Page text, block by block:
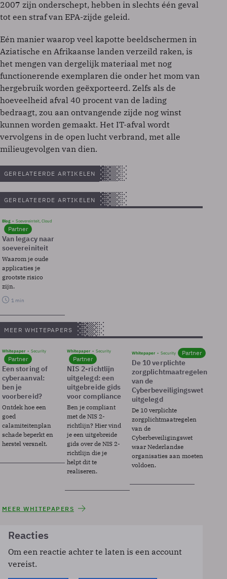
2007 zijn onderschept, hebben in slechts één geval
tot een straf van EPA-zijde geleid.
Eén manier waarop veel kapotte beeldschermen in
Aziatische en Afrikaanse landen verzeild raken, is
het mengen van dergelijk materiaal met nog
functionerende exemplaren die onder het mom van
hergebruik worden geëxporteerd. Zelfs als de
hoeveelheid afval 40 procent van de lading
bedraagt, zou aan ontvangende zijde nog winst
kunnen worden gemaakt. Het IT-afval wordt
vervolgens in de open lucht verbrand, met alle
milieugevolgen van dien.
GERELATEERDE ARTIKELEN
GERELATEERDE ARTIKELEN
Blog Soevereinteit, Cloud
Partner
Van legacy naar
soevereiniteit
Waarom je oude
applicaties je
grootste risico
zijn.
1 min
MEER WHITEPAPERS
Whitepaper Security
Partner
Een storing of
cyberaanval:
ben je
voorbereid?
Ontdek hoe een
goed
calamiteitenplan
schade beperkt en
herstel versnelt.
Whitepaper Security
Partner
NIS 2-richtlijn
uitgelegd: een
uitgebreide gids
voor compliance
Ben je compliant
met de NIS 2-
richtlijn? Hier vind
je een uitgebreide
gids over de NIS 2-
richtlijn die je
helpt dit te
realiseren.
Whitepaper Security Partner
De 10 verplichte
zorgplichtmaatregelen
van de
Cyberbeveiligingswet
uitgelegd
De 10 verplichte
zorgplichtmaatregelen
van de
Cyberbeveiligingswet
waar Nederlandse
organisaties aan moeten
voldoen.
MEER WHITEPAPERS
Reacties
Om een reactie achter te laten is een account
vereist.